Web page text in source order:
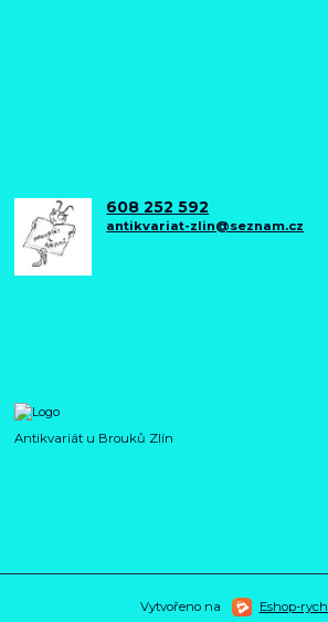
608 252 592
antikvariat-zlin@seznam.cz
Antikvariát u Brouků Zlín
Vytvořeno na Eshop-